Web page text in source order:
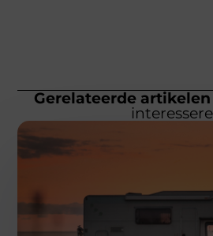
Gerelateerde artikelen